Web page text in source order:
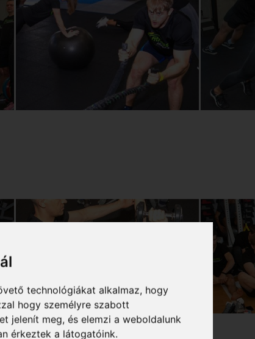
technológiákat alkalmaz, hogy
hogy személyre szabott
jelenít meg, és elemzi a weboldalunk
érkeztek a látogatóink.